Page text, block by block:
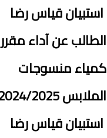
استبيان قياس رضا
الطالب عن آداء مقرر
كمياء منسوجات
الملابس 2024/2025
استبيان قياس رضا